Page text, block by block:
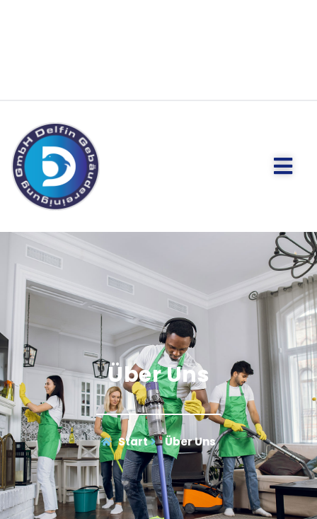
Über Uns
Start Über Uns